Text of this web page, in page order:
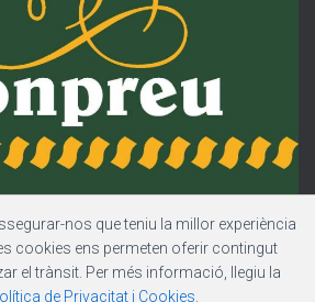
nos que teniu la millor experiència
cookies ens permeten oferir contingut
el trànsit. Per més informació, llegiu la
de Privacitat i Cookies